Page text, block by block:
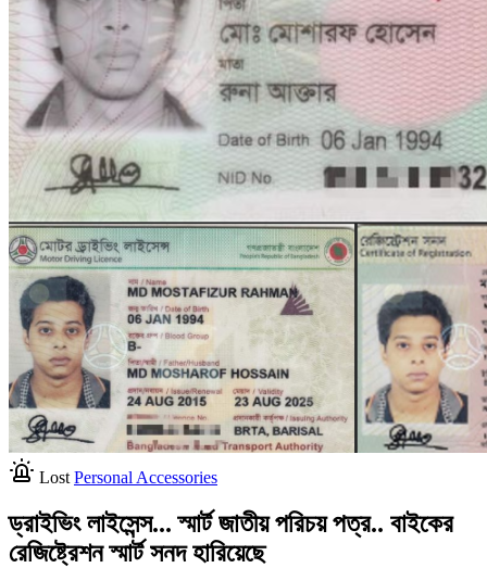
Lost Personal Accessories
ড্রাইভিং লাইসেন্স... স্মার্ট জাতীয় পরিচয় পত্র.. বাইকের
রেজিষ্ট্রেশন স্মার্ট সনদ হারিয়েছে